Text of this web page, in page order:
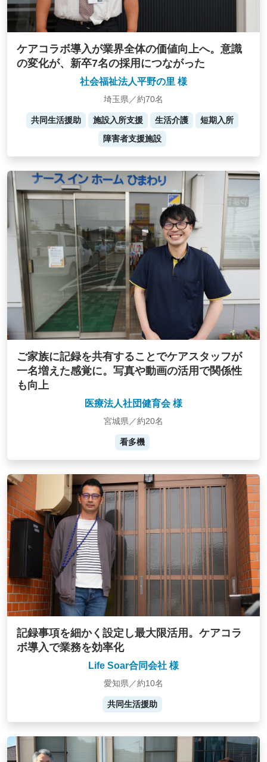
ケアコラボ導入が業界全体の価値向上へ。意識
の変化が、新卒7名の採用につながった
社会福祉法人平野の里 様
埼玉県／約70名
共同生活援助 施設入所支援 生活介護
短期入所
障害者支援施設
ご家族に記録を共有することでケアスタッフが
一名増えた感覚に。写真や動画の活用で関係性
も向上
医療法人社団健育会 様
宮城県／約20名
看多機
記録事項を細かく設定し最大限活用。ケアコラ
ボ導入で業務を効率化
Life Soar合同会社 様
愛知県／約10名
共同生活援助